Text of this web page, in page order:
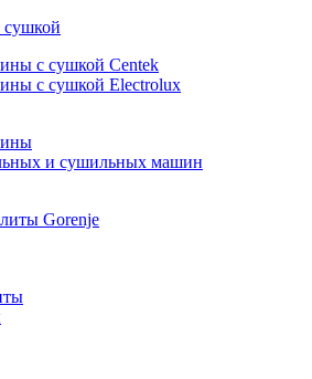
с сушкой Centek
с сушкой Electrolux
и сушильных машин
Gorenje